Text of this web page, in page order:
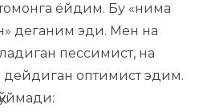
ёйдим. Бу «нима
деганим эди. Мен на
пессимист, на
дейдиган оптимист эдим.